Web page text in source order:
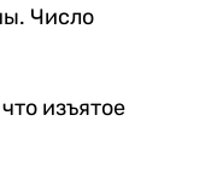
Число
изъятое